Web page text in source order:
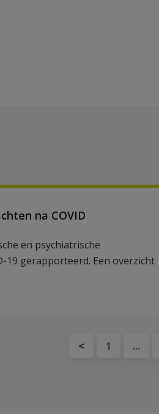
na COVID
en psychiatrische
19 gerapporteerd. Een overzicht
< 1 ...